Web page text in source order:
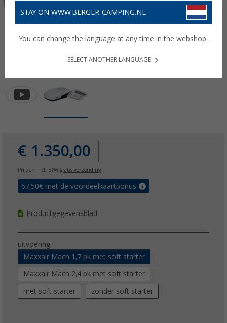
€ 1.350,00
Prijzen incl. BTW gratis verzending
67,50€ met de voordeelkaartbonus
Productgegevensblad
uitvoering
Maxxair Mach 1,7 pk met soft starter
Maxxair Mach 2,4 pk met soft starter
met soft starter zonder soft starter
STAY ON WWW.BERGER-CAMPING.NL
You can change the language at any time in the webshop.
SELECT ANOTHER LANGUAGE